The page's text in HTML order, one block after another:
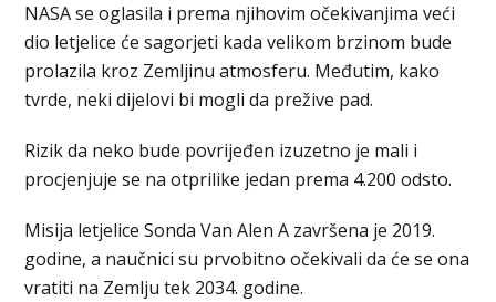
NASA se oglasila i prema njihovim očekivanjima veći
dio letjelice će sagorjeti kada velikom brzinom bude
prolazila kroz Zemljinu atmosferu. Međutim, kako
tvrde, neki dijelovi bi mogli da prežive pad.
Rizik da neko bude povrijeđen izuzetno je mali i
procjenjuje se na otprilike jedan prema 4.200 odsto.
Misija letjelice Sonda Van Alen A završena je 2019.
godine, a naučnici su prvobitno očekivali da će se ona
vratiti na Zemlju tek 2034. godine.